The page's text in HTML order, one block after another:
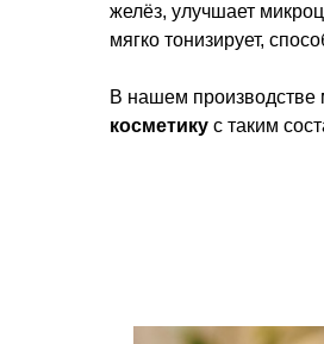
желёз, улучшает
мягко тонизирует,
В нашем производстве
косметику с таким